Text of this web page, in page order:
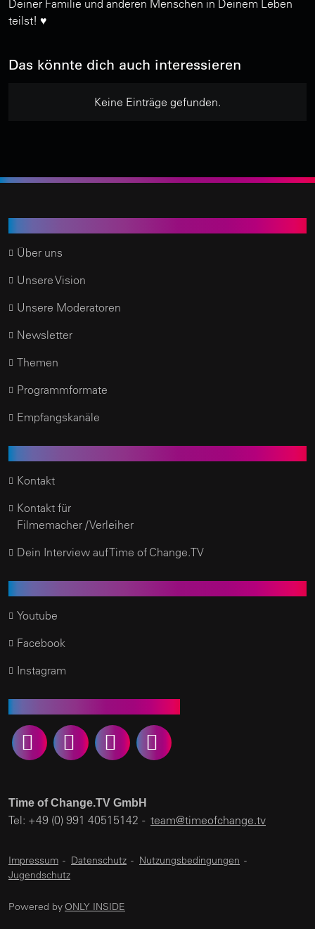
Deiner Familie und anderen Menschen in Deinem Leben
teilst! ♥️
Das könnte dich auch interessieren
Keine Einträge gefunden.
Über uns
Unsere Vision
Unsere Moderatoren
Newsletter
Themen
Programmformate
Empfangskanäle
Kontakt
Kontakt für
Filmemacher / Verleiher
Dein Interview auf Time of Change.TV
Youtube
Facebook
Instagram
Time of Change.TV GmbH
Tel: +49 (0) 991 40515142 - team@timeofchange.tv
Impressum - Datenschutz - Nutzungsbedingungen -
Jugendschutz
Powered by ONLY INSIDE